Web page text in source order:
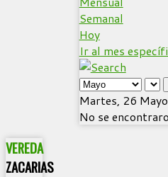
Semanal
Hoy
Ir al mes
Martes, 26
No se
VEREDA
ZACARIAS